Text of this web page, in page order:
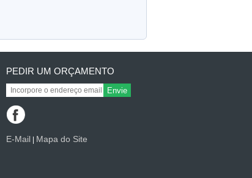
PEDIR UM ORÇAMENTO
Envie
E-Mail Mapa do Site